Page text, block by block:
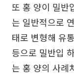
또 홍 양이 밀반
는 일반적으로
태로 변형해 유
등으로 밀반입
는 홍 양의 사례